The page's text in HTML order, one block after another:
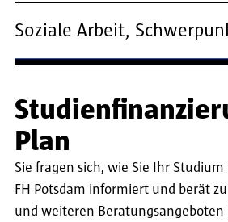
Soziale Arbeit,
Plan
Sie fragen sich, wie Sie Ihr
FH Potsdam informiert und berät
und weiteren Beratungsangeboten